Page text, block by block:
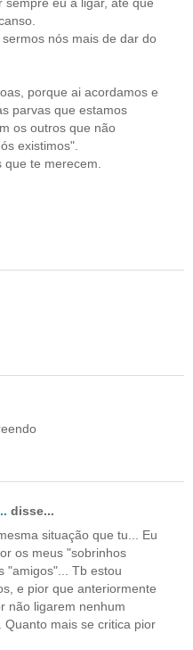
nós mais de dar do
porque ai acordamos e
parvas que estamos
os outros que não
existimos".
te merecem.
disse...
situação que tu... Eu
os meus "sobrinhos
"amigos"... Tb estou
e pior que anteriormente
não ligarem nenhum
mais se critica pior